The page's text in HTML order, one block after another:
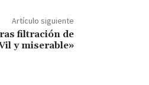
Artículo siguiente
filtración de
y miserable»